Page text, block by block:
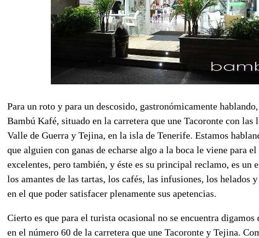
Para un roto y para un descosido, gastronómicamente
Bambú Kafé, situado en la carretera que une Tacoronte con las
Valle de Guerra y Tejina, en la isla de Tenerife. Estamos
que alguien con ganas de echarse algo a la boca le viene para
excelentes, pero también, y éste es su principal reclamo, es un
los amantes de las tartas, los cafés, las infusiones, los helados
en el que poder satisfacer plenamente sus apetencias.
Cierto es que para el turista ocasional no se encuentra
en el número 60 de la carretera que une Tacoronte y Tejina.